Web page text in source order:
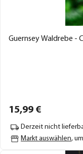
Guernsey Waldrebe -
15,99 €
Derzeit nicht
Markt auswählen,